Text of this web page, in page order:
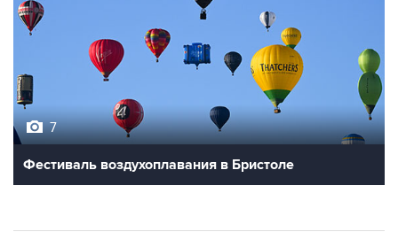
7
Фестиваль воздухоплавания в Бристоле